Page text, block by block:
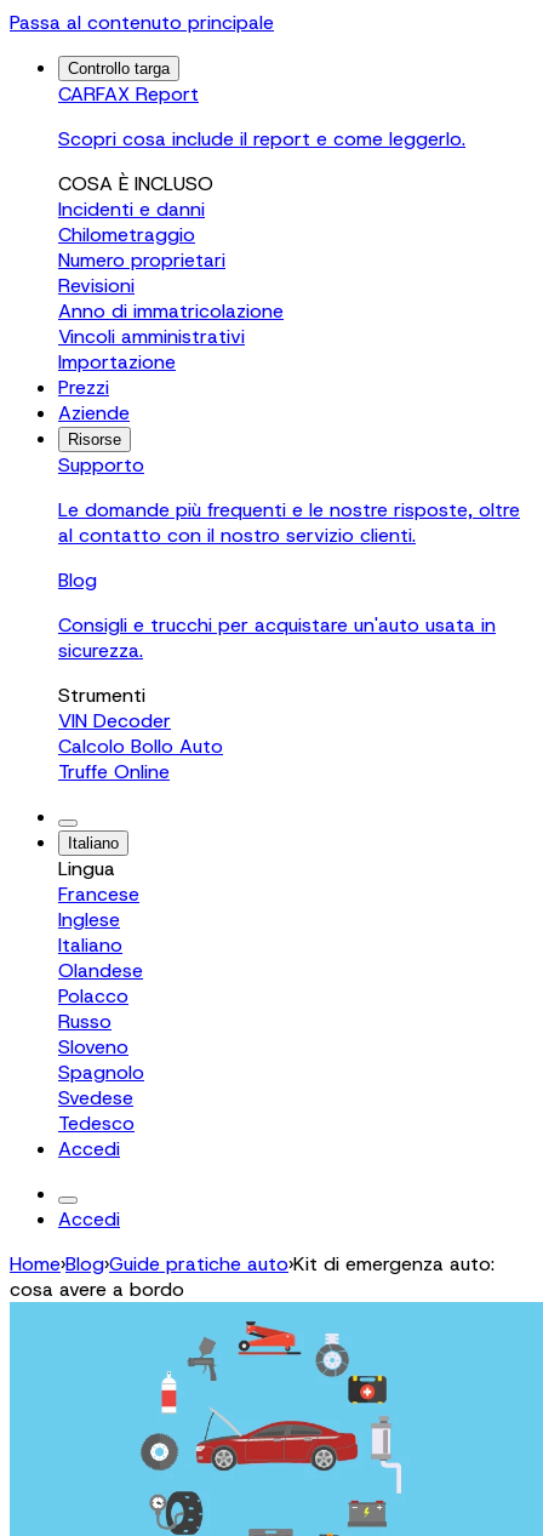
Passa al contenuto principale
Controllo targa
CARFAX Report
Scopri cosa include il report e come leggerlo.
COSA È INCLUSO
Incidenti e danni
Chilometraggio
Numero proprietari
Revisioni
Anno di immatricolazione
Vincoli amministrativi
Importazione
Prezzi
Aziende
Risorse
Supporto
Le domande più frequenti e le nostre risposte, oltre
al contatto con il nostro servizio clienti.
Blog
Consigli e trucchi per acquistare un'auto usata in
sicurezza.
Strumenti
VIN Decoder
Calcolo Bollo Auto
Truffe Online
Italiano
Lingua
Francese
Inglese
Italiano
Olandese
Polacco
Russo
Sloveno
Spagnolo
Svedese
Tedesco
Accedi
Accedi
Home›Blog›Guide pratiche auto›Kit di emergenza auto:
cosa avere a bordo